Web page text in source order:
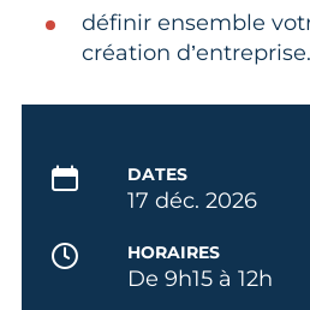
définir ensemble
création d’entreprise.
DATES
17 déc. 2026
HORAIRES
De 9h15 à 12h